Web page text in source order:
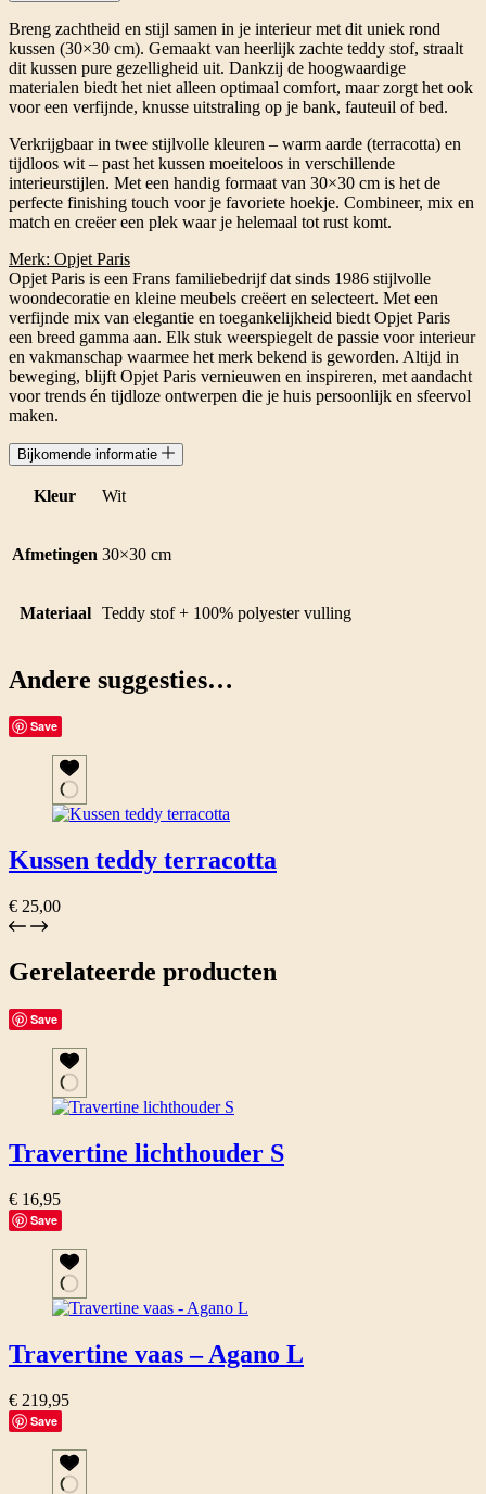
Breng zachtheid en stijl samen in je interieur met dit uniek rond
kussen (30×30 cm). Gemaakt van heerlijk zachte teddy stof, straalt
dit kussen pure gezelligheid uit. Dankzij de hoogwaardige
materialen biedt het niet alleen optimaal comfort, maar zorgt het ook
voor een verfijnde, knusse uitstraling op je bank, fauteuil of bed.
Verkrijgbaar in twee stijlvolle kleuren – warm aarde (terracotta) en
tijdloos wit – past het kussen moeiteloos in verschillende
interieurstijlen. Met een handig formaat van 30×30 cm is het de
perfecte finishing touch voor je favoriete hoekje. Combineer, mix en
match en creëer een plek waar je helemaal tot rust komt.
Merk: Opjet Paris
Opjet Paris is een Frans familiebedrijf dat sinds 1986 stijlvolle
woondecoratie en kleine meubels creëert en selecteert. Met een
verfijnde mix van elegantie en toegankelijkheid biedt Opjet Paris
een breed gamma aan. Elk stuk weerspiegelt de passie voor interieur
en vakmanschap waarmee het merk bekend is geworden. Altijd in
beweging, blijft Opjet Paris vernieuwen en inspireren, met aandacht
voor trends én tijdloze ontwerpen die je huis persoonlijk en sfeervol
maken.
Bijkomende informatie
Kleur Wit
Afmetingen 30×30 cm
Materiaal Teddy stof + 100% polyester vulling
Andere suggesties…
Save
Kussen teddy terracotta
€ 25,00
Gerelateerde producten
Save
Travertine lichthouder S
€ 16,95
Save
Travertine vaas – Agano L
€ 219,95
Save